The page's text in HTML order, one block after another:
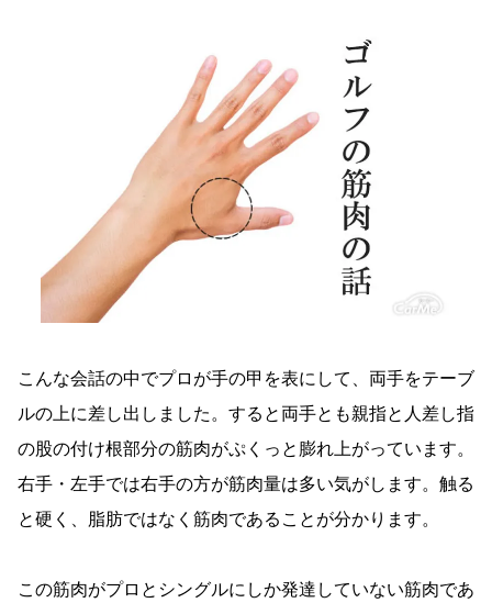
こんな会話の中でプロが手の甲を表にして、両手をテーブ
ルの上に差し出しました。すると両手とも親指と人差し指
の股の付け根部分の筋肉がぷくっと膨れ上がっています。
右手・左手では右手の方が筋肉量は多い気がします。触る
と硬く、脂肪ではなく筋肉であることが分かります。
この筋肉がプロとシングルにしか発達していない筋肉であ